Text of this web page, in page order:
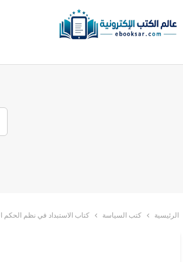
الرئيسية كتب السياسة كتاب الاستبداد في نظم الحكم